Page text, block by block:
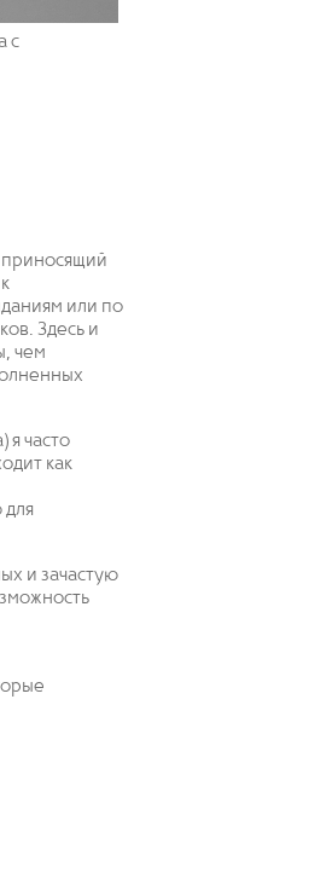
с
приносящий
или по
Здесь и
чем
я часто
как
и зачастую